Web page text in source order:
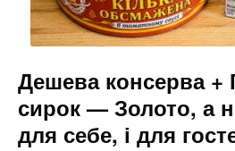
Дешева консерва +
сирок — Золото, а
для себе, і для